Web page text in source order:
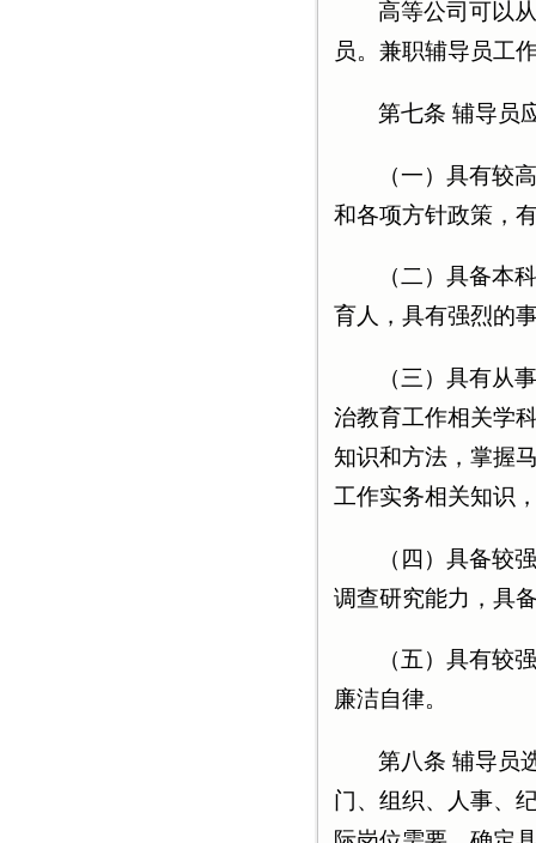
高等公司可以
员。兼职辅导员工
第七条 辅导员
（一）具有较
和各项方针政策，
（二）具备本
育人，具有强烈的
（三）具有从
治教育工作相关学
知识和方法，掌握
工作实务相关知识
（四）具备较
调查研究能力，具
（五）具有较
廉洁自律。
第八条 辅导员
门、组织、人事、